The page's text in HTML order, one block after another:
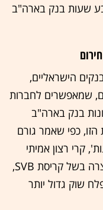
שעות בנק בארה"ב
הישראליים,
שמאפשרים לחברות
בנק בארה"ב
כפי שאמר גורם
קרי רצון אמיתי
לסייע לחברות הטכנולוגיה שנקלעו לצרה בשל קריסת SVB,
שוק גדול יותר